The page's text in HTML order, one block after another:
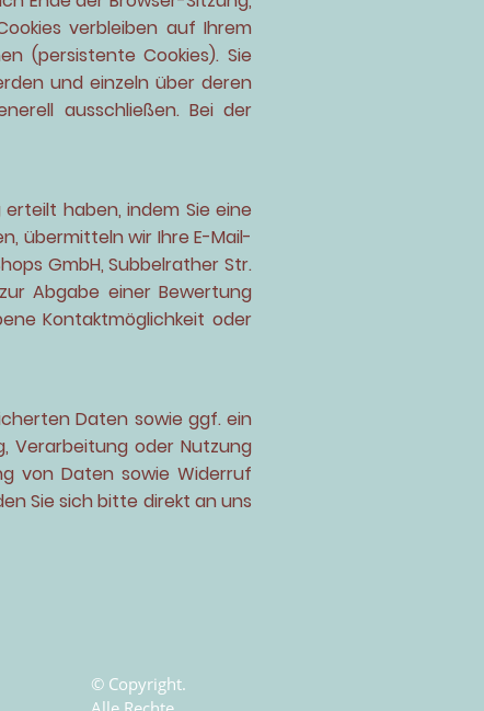
verbleiben auf Ihrem
(persistente Cookies). Sie
und einzeln über deren
ausschließen. Bei der
haben, indem Sie eine
übermitteln wir Ihre E-Mail-
GmbH, Subbelrather Str.
Abgabe einer Bewertung
Kontaktmöglichkeit oder
Daten sowie ggf. ein
Verarbeitung oder Nutzung
von Daten sowie Widerruf
Sie sich bitte direkt an uns
© Copyright.